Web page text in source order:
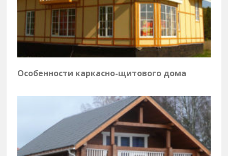
Особенности каркасно-щитового дома